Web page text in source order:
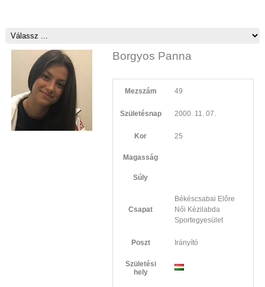
Borgyos Panna
Mezszám 49
Születésnap 2000. 11. 07.
Kor 25
Magasság
Súly
Csapat
Békéscsabai Előre
Női Kézilabda
Sportegyesület
Poszt Irányító
Születési
hely